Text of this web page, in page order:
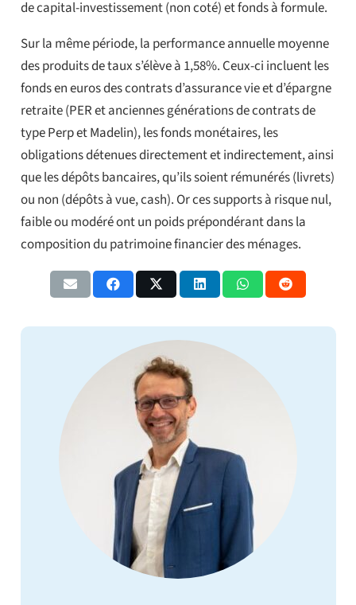
de capital-investissement (non coté) et fonds à formule.
Sur la même période, la performance annuelle moyenne
des produits de taux s’élève à 1,58%. Ceux-ci incluent les
fonds en euros des contrats d’assurance vie et d’épargne
retraite (PER et anciennes générations de contrats de
type Perp et Madelin), les fonds monétaires, les
obligations détenues directement et indirectement, ainsi
que les dépôts bancaires, qu’ils soient rémunérés (livrets)
ou non (dépôts à vue, cash). Or ces supports à risque nul,
faible ou modéré ont un poids prépondérant dans la
composition du patrimoine financier des ménages.